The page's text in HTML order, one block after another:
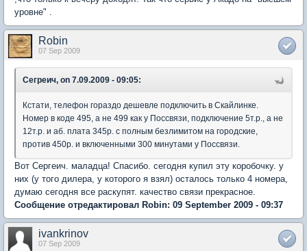
уровне" .
Robin
07 Sep 2009
Сегреич, on 7.09.2009 - 09:05:
Кстати, телефон гораздо дешевле подключить в Скайлинке.
Номер в коде 495, а не 499 как у Поссвязи, подключение 5т.р., а не
12т.р. и аб. плата 345р. с полным безлимитом на городские,
против 450р. и включенными 300 минутами у Поссвязи.
Вот Сергеич. маладца! Спасибо. сегодня купил эту коробочку. у
них (у того дилера, у которого я взял) осталось только 4 номера,
думаю сегодня все раскупят. качество связи прекрасное.
Сообщение отредактировал Robin: 09 September 2009 - 09:37
ivankrinov
07 Sep 2009